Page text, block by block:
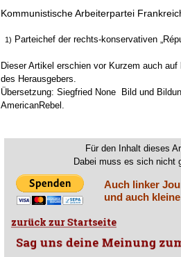
Kommunistische Arbeiterpartei
1) Parteichef der rechts-konservativen
Dieser Artikel erschien vor Kurzem auch
des Herausgebers.
Übersetzung: Siegfried None Bild und
AmericanRebel.
Für den Inhalt dieses
Dabei muss es sich nicht
Auch linker
und auch